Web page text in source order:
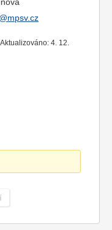
Aktualizováno: 4. 12.